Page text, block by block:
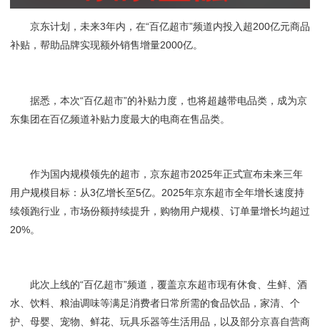
京东计划，未来3年内，在“百亿超市”频道内投入超200亿元商品
补贴，帮助品牌实现额外销售增量2000亿。
据悉，本次“百亿超市”的补贴力度，也将超越带电品类，成为京
东集团在百亿频道补贴力度最大的电商在售品类。
作为国内规模领先的超市，京东超市2025年正式宣布未来三年
用户规模目标：从3亿增长至5亿。2025年京东超市全年增长速度持
续领跑行业，市场份额持续提升，购物用户规模、订单量增长均超过
20%。
此次上线的“百亿超市”频道，覆盖京东超市现有休食、生鲜、酒
水、饮料、粮油调味等满足消费者日常所需的食品饮品，家清、个
护、母婴、宠物、鲜花、玩具乐器等生活用品，以及部分京喜自营商